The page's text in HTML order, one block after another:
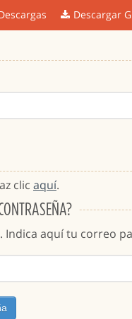
Descargar
clic aquí.
Indica aquí tu correo